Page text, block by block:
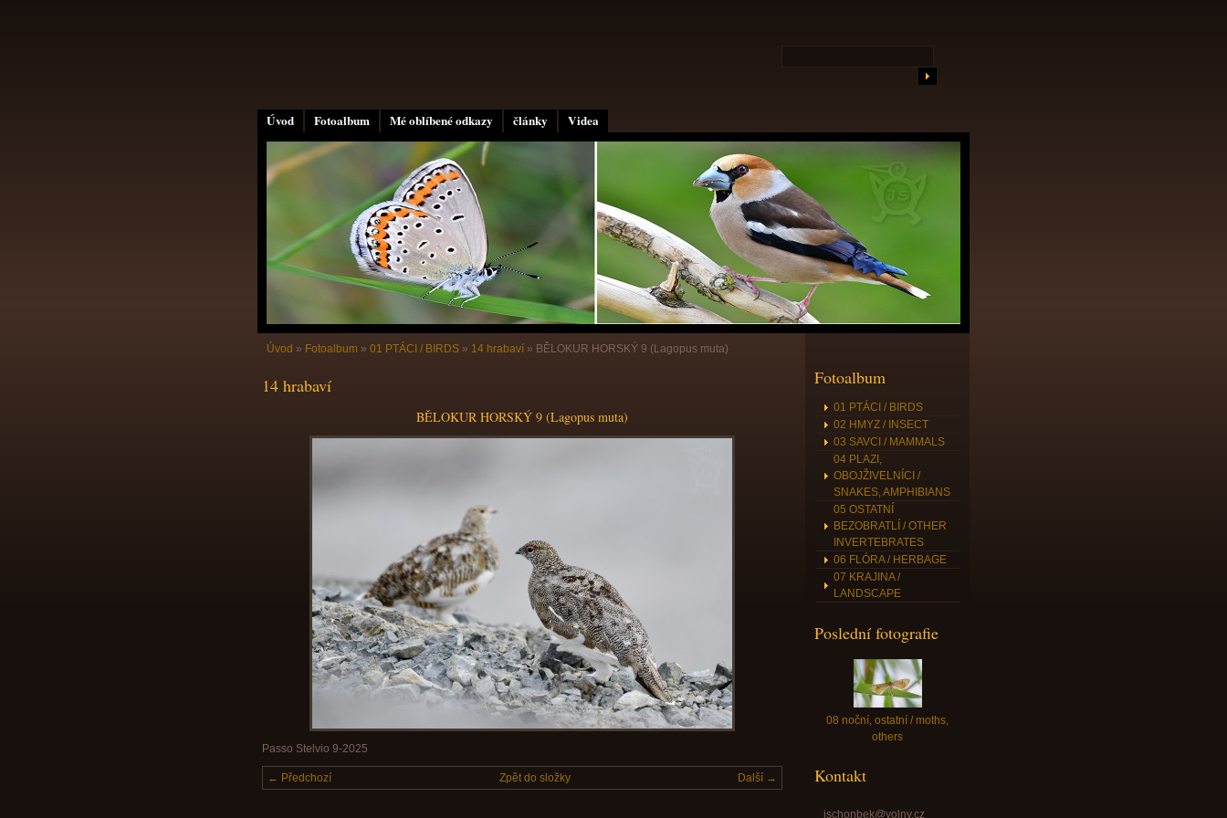
Úvod Fotoalbum Mé oblíbené odkazy články Videa
Úvod » Fotoalbum » 01 PTÁCI / BIRDS » 14 hrabaví » BĚLOKUR HORSKÝ 9 (Lagopus muta)
14 hrabaví
BĚLOKUR HORSKÝ 9 (Lagopus muta)
Passo Stelvio 9-2025
← Předchozí Další →
Zpět do složky
Fotoalbum
01 PTÁCI / BIRDS
02 HMYZ / INSECT
03 SAVCI / MAMMALS
04 PLAZI,
OBOJŽIVELNÍCI /
SNAKES, AMPHIBIANS
05 OSTATNÍ
BEZOBRATLÍ / OTHER
INVERTEBRATES
06 FLÓRA / HERBAGE
07 KRAJINA /
LANDSCAPE
Poslední fotografie
08 noční, ostatní / moths,
others
Kontakt
jschonbek@volny.cz